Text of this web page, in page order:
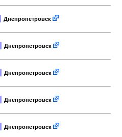
Днепропетровск
Днепропетровск
Днепропетровск
Днепропетровск
Днепропетровск